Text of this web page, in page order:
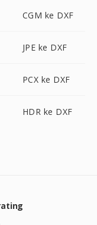
CGM ke DXF
JPE ke DXF
PCX ke DXF
HDR ke DXF